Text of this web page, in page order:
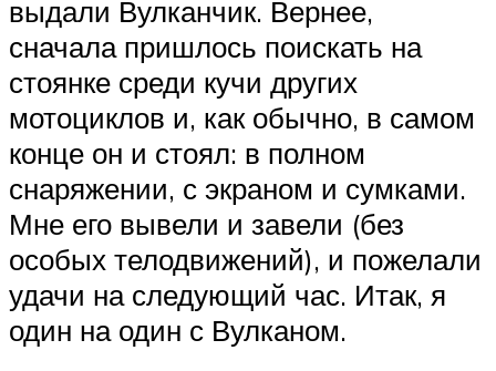
выдали Вулканчик. Вернее,
сначала пришлось поискать на
стоянке среди кучи других
мотоциклов и, как обычно, в самом
конце он и стоял: в полном
снаряжении, с экраном и сумками.
Мне его вывели и завели (без
особых телодвижений), и пожелали
удачи на следующий час. Итак, я
один на один с Вулканом.